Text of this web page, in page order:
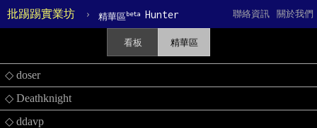
批踢踢實業坊 › 精華區beta Hunter 關於我們
聯絡資訊
看板 精華區
◇ doser
◇ Deathknight
◇ ddavp